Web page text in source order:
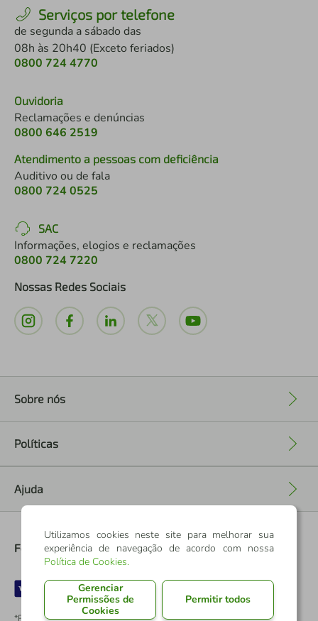
Serviços por telefone
de segunda a sábado das
08h às 20h40 (Exceto feriados)
0800 724 4770
Ouvidoria
Reclamações e denúncias
0800 646 2519
Atendimento a pessoas com deficiência
Auditivo ou de fala
0800 724 0525
SAC
Informações, elogios e reclamações
0800 724 7220
Nossas Redes Sociais
Sobre nós
Políticas
Ajuda
Formas de Pagamento
*Pontos dos Cartões Sicredi
Utilizamos cookies neste site para melhorar sua
experiência de navegação de acordo com nossa
Política de Cookies.
Gerenciar
Permissões de
Cookies
Permitir todos